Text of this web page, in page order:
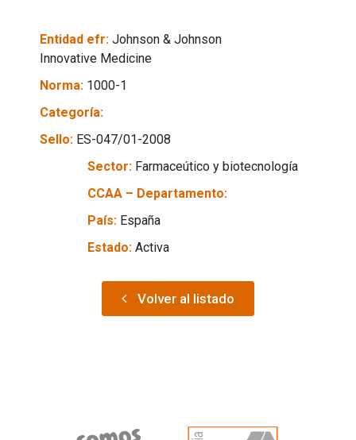
Entidad efr: Johnson & Johnson
Innovative Medicine
Norma: 1000-1
Categoría:
Sello: ES-047/01-2008
Sector: Farmaceútico y biotecnología
CCAA – Departamento:
País: España
Estado: Activa
Volver al listado